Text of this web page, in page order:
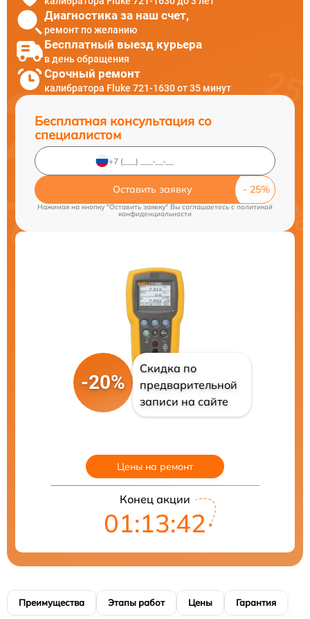
Диагностика за наш счет,
ремонт по желанию
Бесплатный выезд курьера
в день обращения
Срочный ремонт
калибратора Fluke 721-1630 от 35 минут
Бесплатная консультация со
специалистом
Оставить заявку
Нажимая на кнопку "Оставить заявку" Вы соглашаетесь cполитикой
конфиденциальности
-20%
Скидка по
предварительной
записи на сайте
Цены на ремонт
Конец акции
01:13:41
Преимущества Этапы работ Цены Гарантия